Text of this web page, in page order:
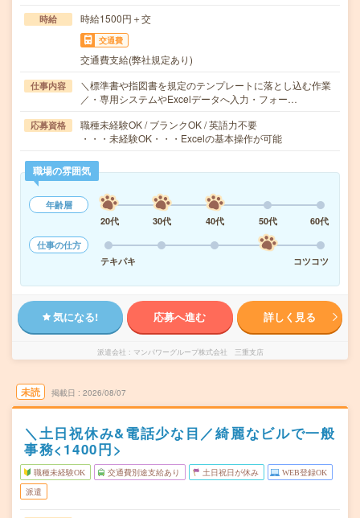
時給 時給1500円＋交
交通費
交通費支給(弊社規定あり)
仕事内容
＼標準書や指図書を規定のテンプレートに落とし込む作業
／・専用システムやExcelデータへ入力・フォー…
応募資格
職種未経験OK / ブランクOK / 英語力不要
・・・未経験OK・・・Excelの基本操作が可能
職場の雰囲気
年齢層
20代
30代 40代 50代
60代
仕事の仕方
テキパキ
コツコツ
気になる! 応募へ進む 詳しく見る
派遣会社 マンパワーグループ株式会社 三重支店
未読 掲載日 2026/08/07
＼土日祝休み&電話少な目／綺麗なビルで一般
事務<1400円>
職種未経験OK 交通費別途支給あり 土日祝日が休み WEB登録OK
派遣